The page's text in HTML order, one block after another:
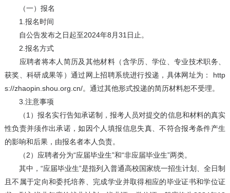
（一）报名
1.报名时间
自公告发布之日起至2024年8月31日止。
2.报名方式
应聘者将本人简历及其他材料（含学历、学位、专业技术职务、
获奖、科研成果等）通过网上招聘系统进行投递，具体网址为： http
s://zhaopin.shou.org.cn/。通过其他形式投递的简历材料恕不受理。
3.注意事项
（1）报名实行告知承诺制，报考人员对提交的信息和材料的真实
性负责并须作出承诺，如因个人填报信息失真、不符合报考条件产生
的影响和后果，由报名者本人负责。
（2）应聘者分为“应届毕业生”和“非应届毕业生”两类。
其中，“应届毕业生”是指列入普通高校国家统一招生计划、全日制
且不属于定向和委托培养、完成学业并取得相应的毕业证书和学位证